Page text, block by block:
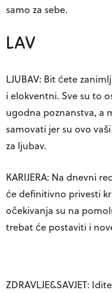
samo za sebe.
LAV
LJUBAV: Bit ćete
i elokventni. Sve su to
ugodna poznanstva, a
samovati jer su ovo
za ljubav.
KARIJERA: Na dnevni
će definitivno privesti
očekivanja su na
trebat će postaviti i
ZDRAVLJE&SAVJET: